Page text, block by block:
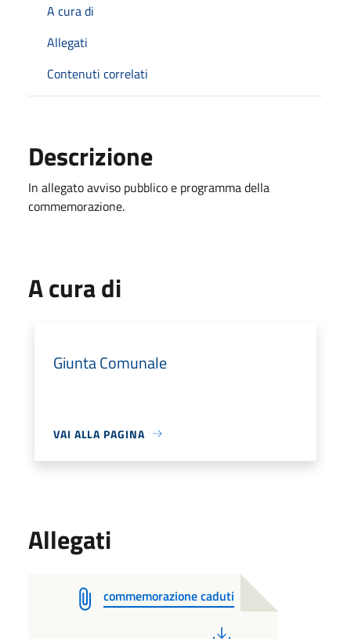
A cura di
Allegati
Contenuti correlati
Descrizione
In allegato avviso pubblico e programma della
commemorazione.
A cura di
Giunta Comunale
VAI ALLA PAGINA
Allegati
commemorazione caduti